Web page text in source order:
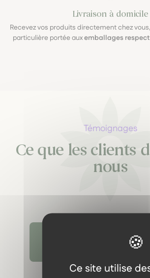
Ce site utilise
Livraison à domicile
Recevez vos produits directement chez
particulière portée auxemballages
Témoignages
Ce que les clients
nous
Découvrir tous les